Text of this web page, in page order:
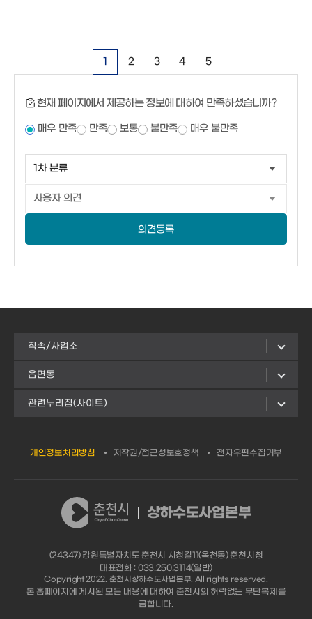
1 2 3 4 5
현재 페이지에서 제공하는 정보에 대하여 만족하셨습니까?
매우 만족 만족 보통 불만족 매우 불만족
의견등록
직속/사업소
읍면동
관련누리집(사이트)
개인정보처리방침 저작권/접근성보호정책 전자우편수집거부
상하수도사업본부
(24347) 강원특별자치도 춘천시 시청길11(옥천동) 춘천시청
대표전화 : 033.250.3114(일반)
Copyright 2022. 춘천시상하수도사업본부. All rights reserved.
본 홈페이지에 게시된 모든 내용에 대하여 춘천시의 허락없는 무단복제를
금합니다.